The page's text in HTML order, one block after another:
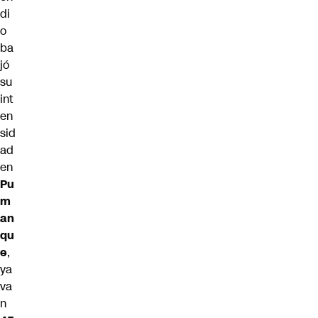
di
o
ba
jó
su
int
en
sid
ad
en
Pu
m
an
qu
e,
ya
va
n